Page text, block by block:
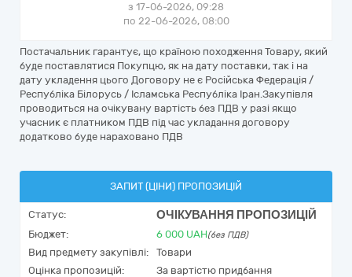
з 17-06-2026, 09:28
по 22-06-2026, 08:00
Постачальник гарантує, що країною походження Товару, який
буде поставлятися Покупцю, як на дату поставки, так і на
дату укладення цього Договору не є Російська Федерація /
Республіка Білорусь / Ісламська Республіка Іран.Закупівля
проводиться на очікувану вартість без ПДВ у разі якщо
учасник є платником ПДВ під час укладання договору
додатково буде нараховано ПДВ
ЗАПИТ (ЦІНИ) ПРОПОЗИЦІЙ
Статус: ОЧІКУВАННЯ ПРОПОЗИЦІЙ
Бюджет: 6 000 UAH(без ПДВ)
Вид предмету закупівлі:
Товари
Оцінка пропозицій:
За вартістю придбання